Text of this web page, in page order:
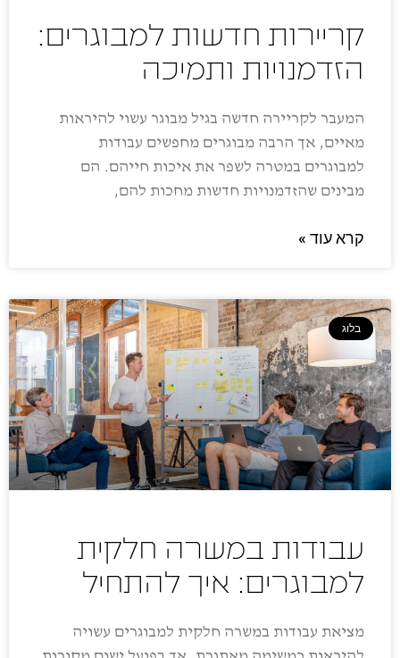
קריירות חדשות למבוגרים:
הזדמנויות ותמיכה
המעבר לקריירה חדשה בגיל מבוגר עשוי להיראות
מאיים, אך הרבה מבוגרים מחפשים עבודות
למבוגרים במטרה לשפר את איכות חייהם. הם
מבינים שהזדמנויות חדשות מחכות להם,
קרא עוד »
בלוג
עבודות במשרה חלקית
למבוגרים: איך להתחיל
מציאת עבודות במשרה חלקית למבוגרים עשויה